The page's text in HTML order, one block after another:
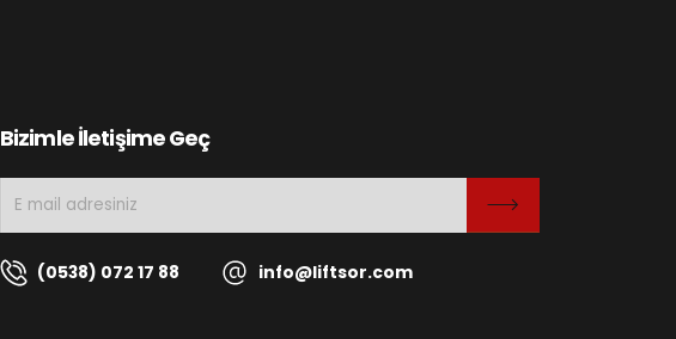
Bizimle İletişime Geç
(0538) 072 17 88 info@liftsor.com